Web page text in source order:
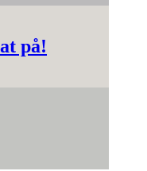
på!